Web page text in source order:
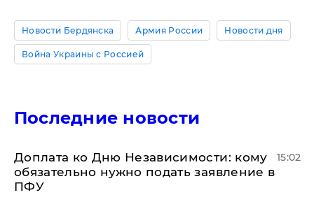
Новости Бердянска Армия России Новости дня
Война Украины с Россией
Последние новости
Доплата ко Дню Независимости: кому
обязательно нужно подать заявление в
ПФУ
15:02